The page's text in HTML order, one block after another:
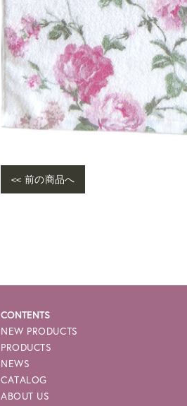
<< 前の商品へ
CONTENTS
NEW PRODUCTS
PRODUCTS
NEWS
CATALOG
ABOUT US